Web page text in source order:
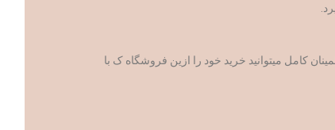
کامل میتوانید خرید خود را ازین فروشگاه ک با